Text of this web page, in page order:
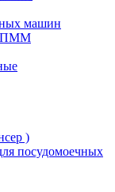
машин
ПММ
)
посудомоечных